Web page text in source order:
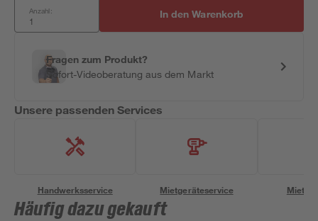
Anzahl: In den Warenkorb
Fragen zum Produkt?
Sofort-Videoberatung aus dem Markt
Unsere passenden Services
Handwerksservice Mietgeräteservice
Häufig dazu gekauft